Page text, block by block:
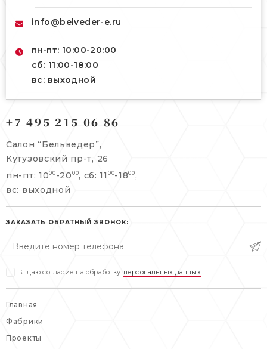
info@belveder-e.ru
пн-пт: 10:00-20:00
сб: 11:00-18:00
вс: выходной
121165, г. Москва,Кутузовский пр-т, 26
+7 495 215 06 86
info@belveder-e.ru
пн-пт: 10:00-20:00
сб, вс: выходной
121165, г. Москва,
+7 495 477 45 43
info@belveder-e.ru
пн-пт: 10:00-19:00
вс: выходной
+7 495 215 06 86
Салон “Бельведер”,
Кутузовский пр-т, 26
пн-пт: 1000 -20 00, сб: 11 00-1800 ,
вс: выходной
ЗАКАЗАТЬ ОБРАТНЫЙ ЗВОНОК:
Я даю согласие на обработку персональных данных
Главная
Фабрики
Проекты